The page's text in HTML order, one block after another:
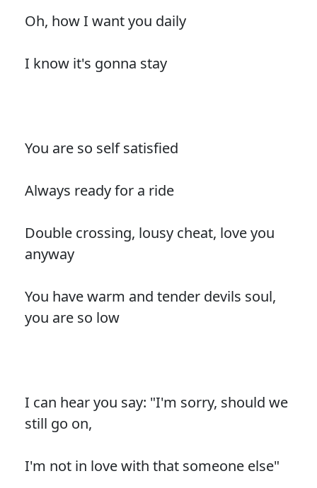
Oh, how I want you daily
I know it's gonna stay
You are so self satisfied
Always ready for a ride
Double crossing, lousy cheat, love you
anyway
You have warm and tender devils soul,
you are so low
I can hear you say: "I'm sorry, should we
still go on,
I'm not in love with that someone else"